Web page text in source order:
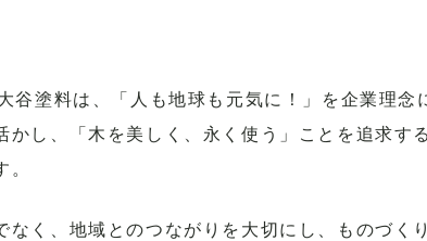
谷塗料は、「人も地球も元気に！」を企業理念
かし、「木を美しく、永く使う」ことを追求す
なく、地域とのつながりを大切にし、ものづく